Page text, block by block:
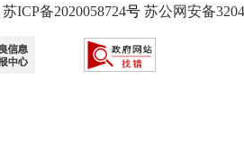
苏ICP备2020058724号 苏公网安备